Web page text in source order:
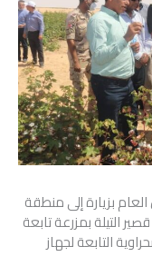
بزيارة إلى منطقة
التيلة بمزرعة تابعة
التابعة لجهاز